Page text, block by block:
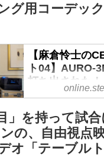
ない。
は137インチの製
137インチのLED
ブランドは「C
アンプとスピー
ンドに内蔵
た。何と、折り畳
折り畳まれた形
高級家具。畳...
BluOSが融合
Stereo Sound
ニュースが駆け
MQAファンは心
その一連の真相が
コーディングや
く続けられ、そし
開が明らかにな
まず、事態は正
が売りに出され
グ用コーデッ
【麻倉怜士の
ト04】AURO-
打ち出された！
グ用コーデッ
に驚く - Stereo
ONLINE
ベルギーのギャ
オで開発された
」を持って試合
の、自由視点
オ「テーブル